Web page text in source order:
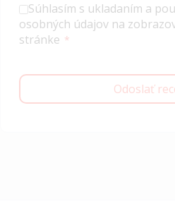
Súhlasím s ukladaním a
osobných údajov na
stránke
Odoslať